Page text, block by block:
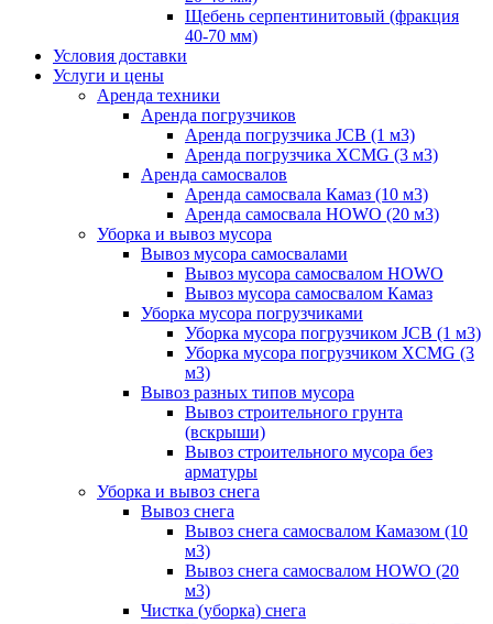
Щебень серпентинитовый (фракция
40-70 мм)
Условия доставки
Услуги и цены
Аренда техники
Аренда погрузчиков
Аренда погрузчика JCB (1 м3)
Аренда погрузчика XCMG (3 м3)
Аренда самосвалов
Аренда самосвала Камаз (10 м3)
Аренда самосвала HOWO (20 м3)
Уборка и вывоз мусора
Вывоз мусора самосвалами
Вывоз мусора самосвалом HOWO
Вывоз мусора самосвалом Камаз
Уборка мусора погрузчиками
Уборка мусора погрузчиком JCB (1 м3)
Уборка мусора погрузчиком XCMG (3
м3)
Вывоз разных типов мусора
Вывоз строительного грунта
(вскрыши)
Вывоз строительного мусора без
арматуры
Уборка и вывоз снега
Вывоз снега
Вывоз снега самосвалом Камазом (10
м3)
Вывоз снега самосвалом HOWO (20
м3)
Чистка (уборка) снега